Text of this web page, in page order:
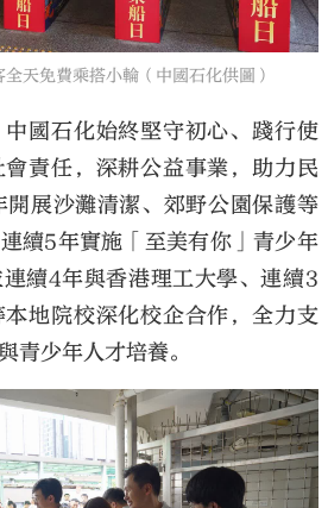
天免費乘搭小輪（中國石化供圖）
國石化始終堅守初心、踐行使
責任，深耕公益事業，助力民
展沙灘清潔、郊野公園保護等
續5年實施「至美有你」青少年
續4年與香港理工大學、連續3
地院校深化校企合作，全力支
青少年人才培養。